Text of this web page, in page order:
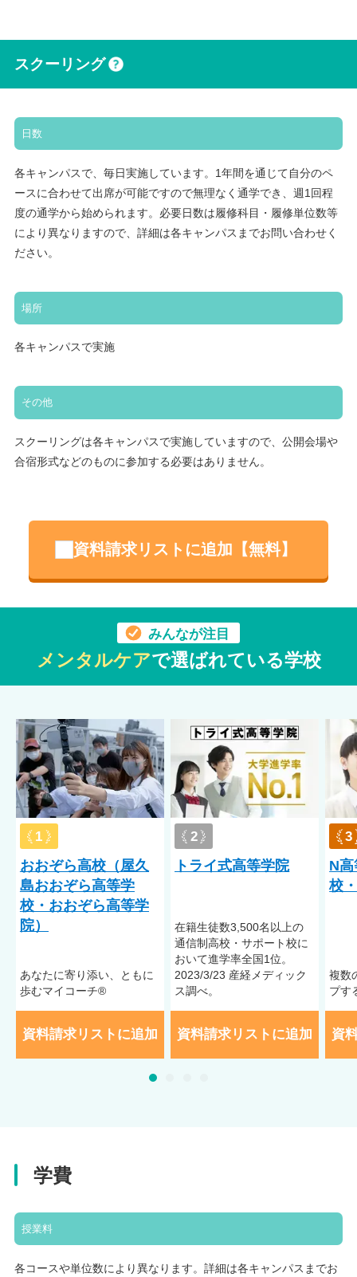
スクーリング
日数
各キャンパスで、毎日実施しています。1年間を通じて自分のペ
ースに合わせて出席が可能ですので無理なく通学でき、週1回程
度の通学から始められます。必要日数は履修科目・履修単位数等
により異なりますので、詳細は各キャンパスまでお問い合わせく
ださい。
場所
各キャンパスで実施
その他
スクーリングは各キャンパスで実施していますので、公開会場や
合宿形式などのものに参加する必要はありません。
資料請求リストに追加【無料】
みんなが注目
メンタルケアで選ばれている学校
1
おおぞら高校（屋久
島おおぞら高等学
校・おおぞら高等学
院）
あなたに寄り添い、ともに
歩むマイコーチ®
資料請求リストに追加
2
トライ式高等学院
在籍⽣徒数3,500名以上の
通信制⾼校・サポート校に
おいて進学率全国1位。
2023/3/23 産経メディック
ス調べ。
資料請求リストに追加
3
N
校
複数
プす
資
学費
授業料
各コースや単位数により異なります。詳細は各キャンパスまでお